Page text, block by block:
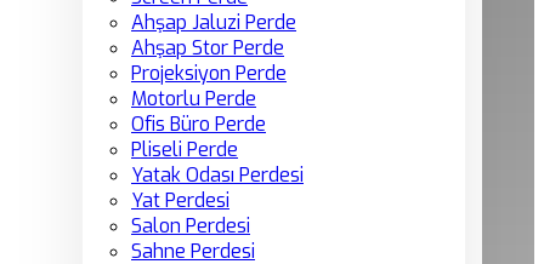
Ahşap Jaluzi Perde
Ahşap Stor Perde
Projeksiyon Perde
Motorlu Perde
Ofis Büro Perde
Pliseli Perde
Yatak Odası Perdesi
Yat Perdesi
Salon Perdesi
Sahne Perdesi